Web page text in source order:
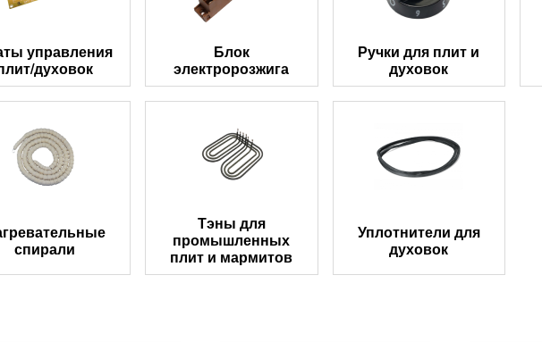
управления
духовок
Блок
электророзжига
Ручки для плит и
духовок
спирали
Тэны для
промышленных
плит и мармитов
Уплотнители для
духовок